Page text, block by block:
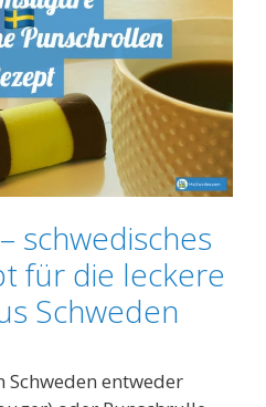
schwedisches
für die leckere
Schweden
entweder